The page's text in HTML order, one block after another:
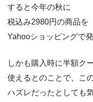
すると今年の秋に
税込み2980円の商品を
Yahooショッピングで発
しかも購入時に半額ク
使えるとのことで、こ
ハズレだったとしても